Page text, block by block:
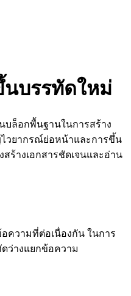
บรรทัดใหม่
บล็อกพื้นฐานในการสร้าง
ไวยากรณ์ย่อหน้าและการขึ้น
ร้างเอกสารชัดเจนและอ่าน
ความที่ต่อเนื่องกัน ในการ
ว่างแยกข้อความ